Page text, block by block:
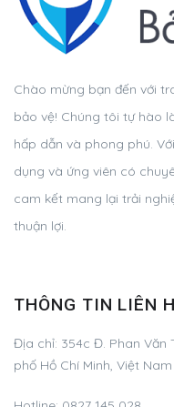
Chào mừng bạn đến với
bảo vệ! Chúng tôi tự hào
hấp dẫn và phong phú.
dụng và ứng viên có
cam kết mang lại trải
thuận lợi.
THÔNG TIN LIÊN
Địa chỉ: 354c Đ. Phan Văn
phố Hồ Chí Minh, Việt Nam